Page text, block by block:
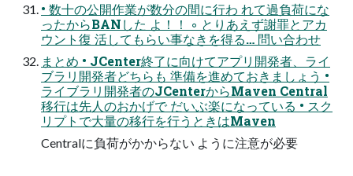
• 数十の公開作業が数分の間に行わ れて過負荷にな
ったからBANした よ！！ ◦ とりあえず謝罪とアカ
ウント復 活してもらい事なきを得る… 問い合わせ
まとめ • JCenter終了に向けてアプリ開発者、ライ
ブラリ開発者どちらも 準備を進めておきましょう •
ライブラリ開発者のJCenterからMaven Central
移行は先人のおかげで だいぶ楽になっている • スク
リプトで大量の移行を行うときはMaven
Centralに負荷がかからない ように注意が必要